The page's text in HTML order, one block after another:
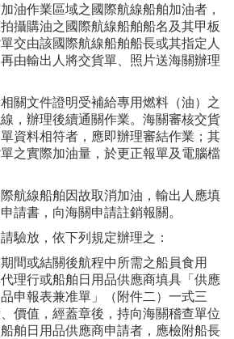
油作業區域之國際航線船舶加油者，
攝購油之國際航線船舶船名及其甲板
交由該國際航線船舶船長或其指定人
由輸出人將交貨單、照片送海關辦理
關文件證明受補給專用燃料（油）之
，辦理後續通關作業。海關審核交貨
資料相符者，應即辦理審結作業；其
之實際加油量，於更正報單及電腦檔
際航線船舶因故取消加油，輸出人應填
請書，向海關申請註銷報關。
驗放，依下列規定辦理之：
間或結關後航程中所需之船員食用
理行或船舶日用品供應商填具「供應
申報表兼准單」（附件二）一式三
價值，經蓋章後，持向海關稽查單位
舶日用品供應商申請者，應檢附船長